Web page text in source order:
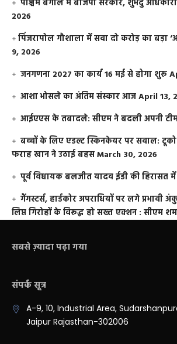
पश्चिम बंगाल में बीजेपी सरकार, शुभेंदु
2026
​पिंजरापोल गौशाला में सवा दो करोड़ का बड़ा
9, 2026
जनगणना 2027 का कार्य 16 मई से होगा शुरू
आशा भोसले का अंतिम संस्कार आजApril 13,
आईएएस के तबादले: सीएम ने बदली अपनी
बच्चों के लिए एडल्ट स्किनकेयर पर सवाल:
फराह खान ने उठाई बहसMarch 30, 2026
पूर्व विधायक बलजीत यादव ईडी की हिरासत में
गैंगस्टर्स, हार्डकोर अपराधियों पर लगे
लिप्त गिरोहों के विरूद्ध हो सख्त एक्शन : सीएम
सबसे ज़्यादा पढ़ा गया
संपर्क सूत्र
A-9, 10, Industrial Area,
Jaipur Rajasthan-302006